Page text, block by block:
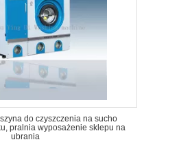
do czyszczenia na sucho
pralnia wyposażenie sklepu na
ubrania